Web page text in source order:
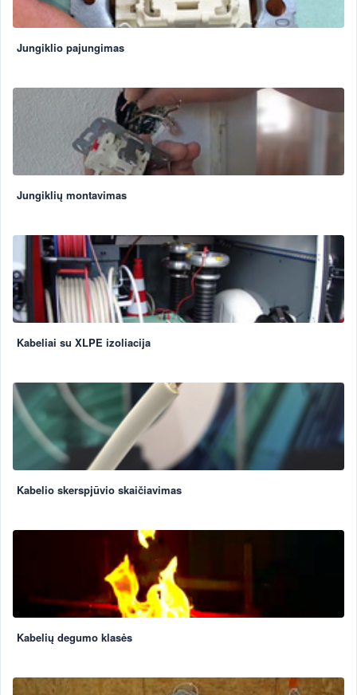
Jungiklio pajungimas
Jungiklių montavimas
Kabeliai su XLPE izoliacija
Kabelio skerspjūvio skaičiavimas
Kabelių degumo klasės